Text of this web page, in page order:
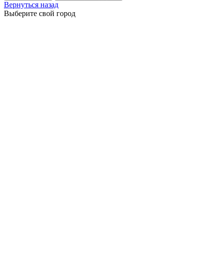
Вернуться назад
Выберите свой город